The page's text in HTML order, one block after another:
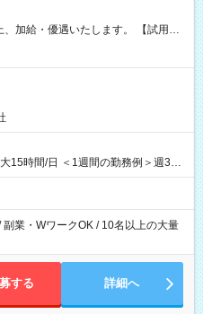
・優遇いたします。 【試用期
15時間/日 ＜1週間の勤務例＞週3回
土・日 好きな時にお仕事
業・WワークOK / 10名以上の大量
する 詳細へ